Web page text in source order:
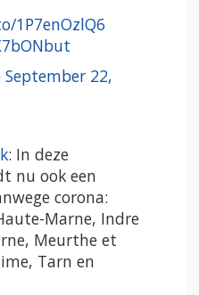
1P7enOzlQ6
September 22,
: In deze
nu ook een
corona:
Marne, Indre
Meurthe et
Tarn en